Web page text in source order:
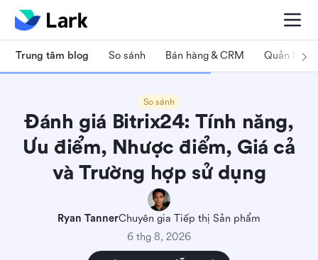
Trung tâm blog So sánh Bán hàng & CRM Quản lý dự
So sánh
Đánh giá Bitrix24: Tính năng,
Ưu điểm, Nhược điểm, Giá cả
và Trường hợp sử dụng
Ryan TannerChuyên gia Tiếp thị Sản phẩm
6 thg 8, 2026